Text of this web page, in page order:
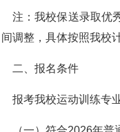
注：我校保送录取优
间调整，具体按照我校
二、报名条件
报考我校运动训练专